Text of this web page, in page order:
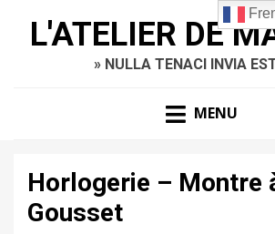
L'ATELIER DE
» NULLA TENACI INVIA
MENU
Horlogerie – Montre
Gousset